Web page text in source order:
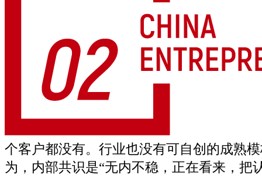
个客户都没有。行业也没有可自创的成熟
为，内部共识是“无内不稳，正在看来，把